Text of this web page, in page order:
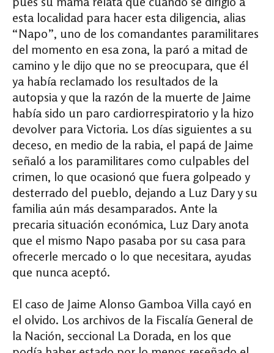
esta localidad para hacer esta diligencia, alias
“Napo”, uno de los comandantes paramilitares
del momento en esa zona, la paró a mitad de
camino y le dijo que no se preocupara, que él
ya había reclamado los resultados de la
autopsia y que la razón de la muerte de Jaime
había sido un paro cardiorrespiratorio y la hizo
devolver para Victoria. Los días siguientes a su
deceso, en medio de la rabia, el papá de Jaime
señaló a los paramilitares como culpables del
crimen, lo que ocasionó que fuera golpeado y
desterrado del pueblo, dejando a Luz Dary y su
familia aún más desamparados. Ante la
precaria situación económica, Luz Dary anota
que el mismo Napo pasaba por su casa para
ofrecerle mercado o lo que necesitara, ayudas
que nunca aceptó.
El caso de Jaime Alonso Gamboa Villa cayó en
el olvido. Los archivos de la Fiscalía General de
la Nación, seccional La Dorada, en los que